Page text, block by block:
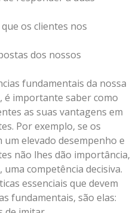
os clientes nos
dos nossos
fundamentais da nossa
é importante saber como
as suas vantagens em
Por exemplo, se os
elevado desempenho e
não lhes dão importância,
competência decisiva.
essenciais que devem
fundamentais, são elas: